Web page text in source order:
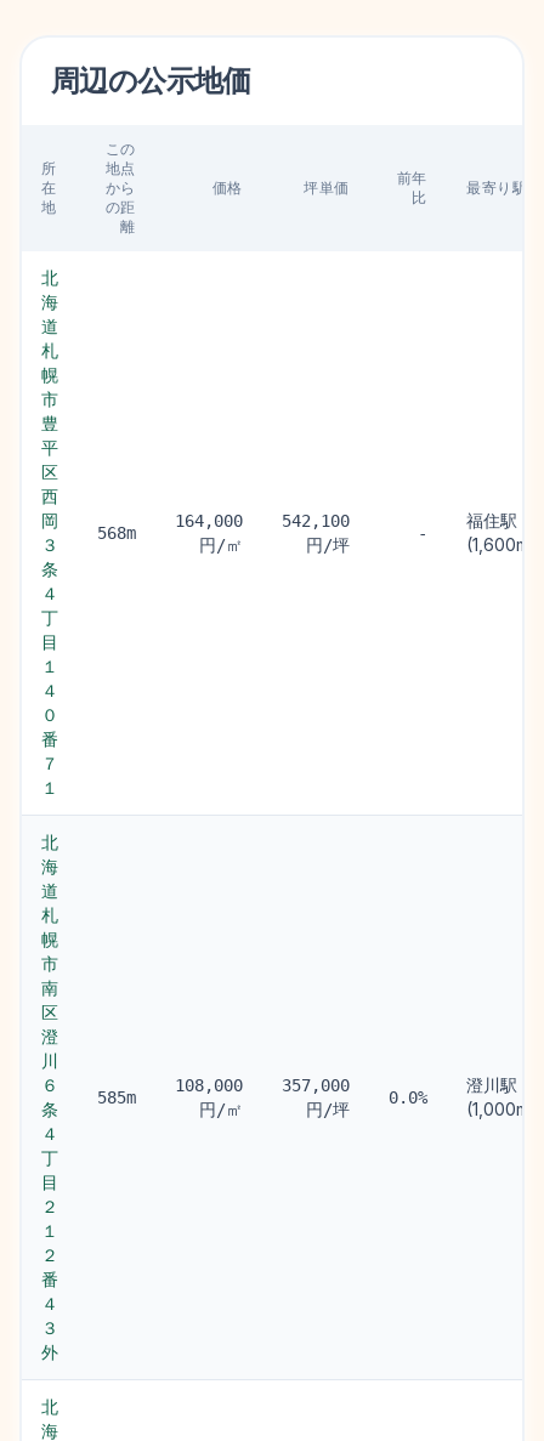
周辺の公示地価
所
在
地
この
地点
から
の距
離
価格 坪単価
前年
比
最寄り駅
北
海
道
札
幌
市
豊
平
区
西
岡
３
条
４
丁
目
１
４
０
番
７
１
568m
164,000
円/㎡
542,100
円/坪
-
福住駅
(1,600m)
北
海
道
札
幌
市
南
区
澄
川
６
条
４
丁
目
２
１
２
番
４
３
外
585m
108,000
円/㎡
357,000
円/坪
0.0%
澄川駅
(1,000m)
北
海